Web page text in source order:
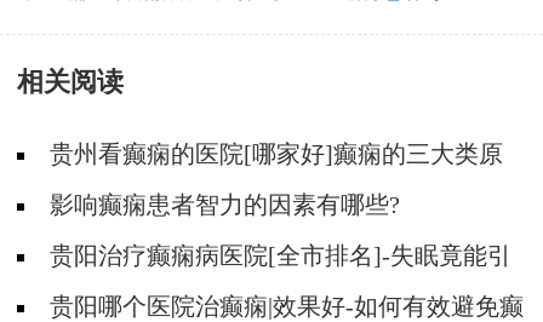
相关阅读
贵州看癫痫的医院[哪家好]癫痫的三大类原
因?影响癫痫患者智力的因素有哪些?
贵阳治疗癫痫病医院[全市排名]-失眠竟能引
起癫痫吗？
贵阳哪个医院治癫痫|效果好-如何有效避免癫